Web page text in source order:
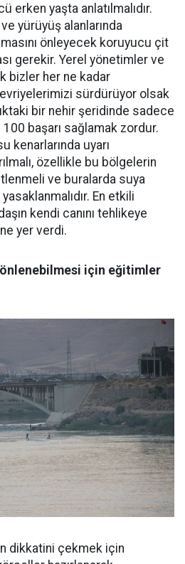
erken yaşta anlatılmalıdır.
yürüyüş alanlarında
önleyecek koruyucu çit
gerekir. Yerel yönetimler ve
bizler her ne kadar
sürdürüyor olsak
bir nehir şeridinde sadece
başarı sağlamak zordur.
kenarlarında uyarı
özellikle bu bölgelerin
ve buralarda suya
En etkili
kendi canını tehlikeye
yer verdi.
önlenebilmesi için eğitimler
dikkatini çekmek için